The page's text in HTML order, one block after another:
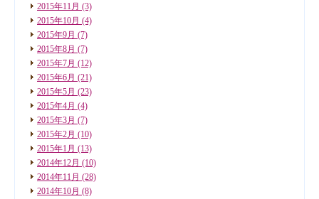
2015年11月 (3)
2015年10月 (4)
2015年9月 (7)
2015年8月 (7)
2015年7月 (12)
2015年6月 (21)
2015年5月 (23)
2015年4月 (4)
2015年3月 (7)
2015年2月 (10)
2015年1月 (13)
2014年12月 (10)
2014年11月 (28)
2014年10月 (8)